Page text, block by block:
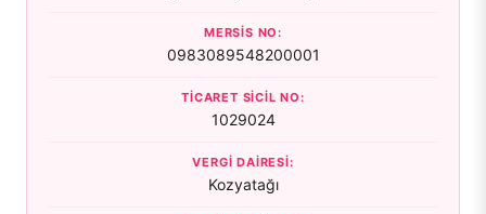
MERSİS NO:
0983089548200001
TICARET SICIL NO:
1029024
VERGI DAIRESI:
Kozyatağı